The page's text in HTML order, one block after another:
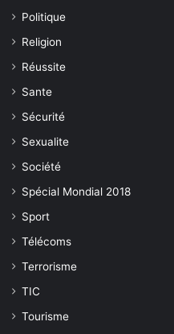
Politique
Religion
Réussite
Sante
Sécurité
Sexualite
Société
Spécial Mondial 2018
Sport
Télécoms
Terrorisme
TIC
Tourisme